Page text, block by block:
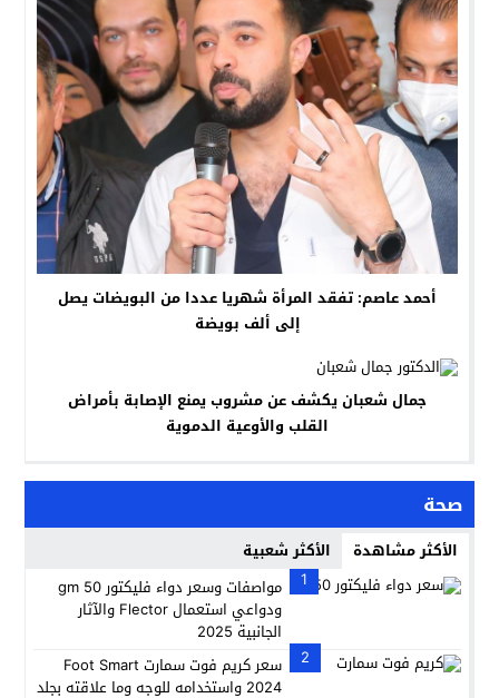
أحمد عاصم: تفقد المرأة شهريا عددا من البويضات يصل
إلى ألف بويضة
جمال شعبان يكشف عن مشروب يمنع الإصابة بأمراض
القلب والأوعية الدموية
صحة
الأكثر مشاهدة
الأكثر شعبية
1
مواصفات وسعر دواء فليكتور 50 gm
ودواعي استعمال Flector والآثار
الجانبية 2025
2
سعر كريم فوت سمارت Foot Smart
2024 واستخدامه للوجه وما علاقته بجلد